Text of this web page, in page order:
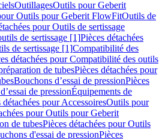
OutillagesOutils pour Geberit
Outils pour Geberit FlowFitOutils de
pour Outils de sertissage
de sertissage [1]Pièces détachées
de sertissage [1]Compatibilité des
détachées pour Compatibilité des outils
de tubesPièces détachées pour
Bouchons d’essai de pressionPièces
de pressionÉquipements de
détachées pour AccessoiresOutils pour
pour Outils pour Geberit
de tubesPièces détachées pour Outils
d'essai de pressionPièces